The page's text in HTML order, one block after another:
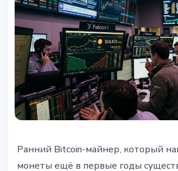
Satoshi-era майнер
Ранний Bitcoin-майнер, который
монеты ещё в первые годы